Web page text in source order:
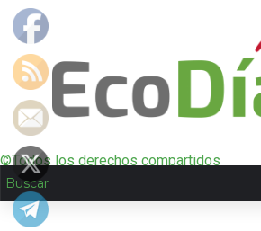
©Todos los derechos compartidos